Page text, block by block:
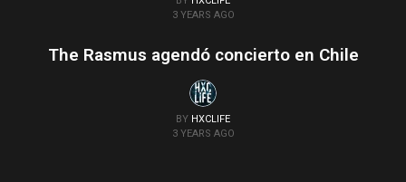
3 YEARS AGO
The Rasmus agendó concierto en Chile
BY HXCLIFE
3 YEARS AGO